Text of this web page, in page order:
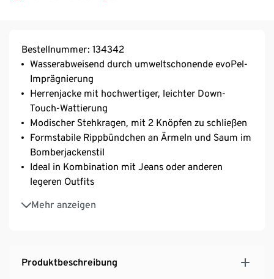
Bestellnummer: 134342
Wasserabweisend durch umweltschonende evoPel-
Imprägnierung
Herrenjacke mit hochwertiger, leichter Down-
Touch-Wattierung
Modischer Stehkragen, mit 2 Knöpfen zu schließen
Formstabile Rippbündchen an Ärmeln und Saum im
Bomberjackenstil
Ideal in Kombination mit Jeans oder anderen
legeren Outfits
Mehr anzeigen
2 Pattentaschen mit Knopf
1 Innentasche mit Knopf
Produktbeschreibung